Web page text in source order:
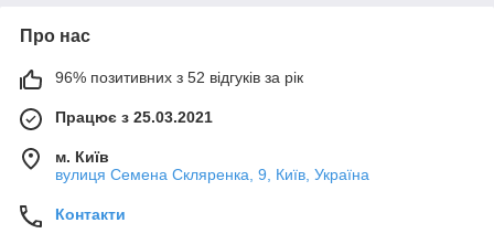
Про нас
96% позитивних з 52 відгуків за рік
Працює з 25.03.2021
м. Київ
вулиця Семена Скляренка, 9, Київ, Україна
Контакти